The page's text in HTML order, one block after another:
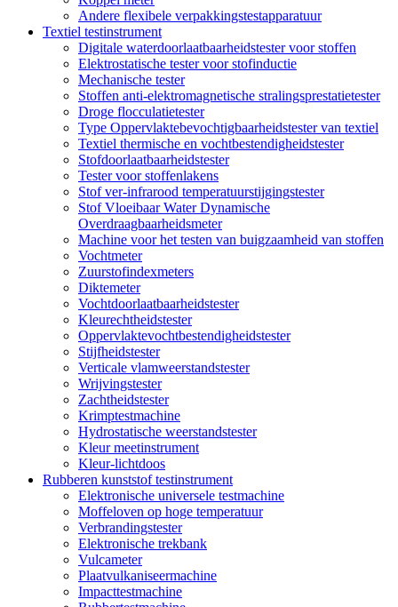
Andere flexibele verpakkingstestapparatuur
Textiel testinstrument
Digitale waterdoorlaatbaarheidstester voor stoffen
Elektrostatische tester voor stofinductie
Mechanische tester
Stoffen anti-elektromagnetische stralingsprestatietester
Droge flocculatietester
Type Oppervlaktebevochtigbaarheidstester van textiel
Textiel thermische en vochtbestendigheidstester
Stofdoorlaatbaarheidstester
Tester voor stoffenlakens
Stof ver-infrarood temperatuurstijgingstester
Stof Vloeibaar Water Dynamische
Overdraagbaarheidsmeter
Machine voor het testen van buigzaamheid van stoffen
Vochtmeter
Zuurstofindexmeters
Diktemeter
Vochtdoorlaatbaarheidstester
Kleurechtheidstester
Oppervlaktevochtbestendigheidstester
Stijfheidstester
Verticale vlamweerstandstester
Wrijvingstester
Zachtheidstester
Krimptestmachine
Hydrostatische weerstandstester
Kleur meetinstrument
Kleur-lichtdoos
Rubberen kunststof testinstrument
Elektronische universele testmachine
Moffeloven op hoge temperatuur
Verbrandingstester
Elektronische trekbank
Vulcameter
Plaatvulkaniseermachine
Impacttestmachine